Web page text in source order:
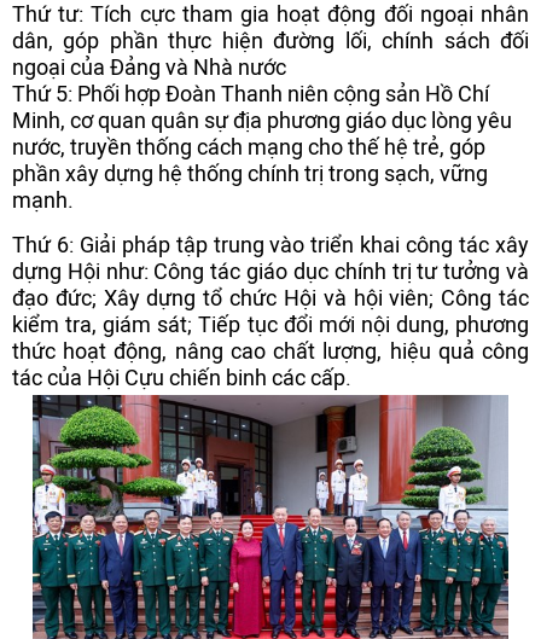
Thứ tư: Tích cực tham gia hoạt động đối ngoại nhân
dân, góp phần thực hiện đường lối, chính sách đối
ngoại của Đảng và Nhà nước
Thứ 5: Phối hợp Đoàn Thanh niên cộng sản Hồ Chí
Minh, cơ quan quân sự địa phương giáo dục lòng yêu
nước, truyền thống cách mạng cho thế hệ trẻ, góp
phần xây dựng hệ thống chính trị trong sạch, vững
mạnh.
Thứ 6: Giải pháp tập trung vào triển khai công tác xây
dựng Hội như: Công tác giáo dục chính trị tư tưởng và
đạo đức; Xây dựng tổ chức Hội và hội viên; Công tác
kiểm tra, giám sát; Tiếp tục đổi mới nội dung, phương
thức hoạt động, nâng cao chất lượng, hiệu quả công
tác của Hội Cựu chiến binh các cấp.